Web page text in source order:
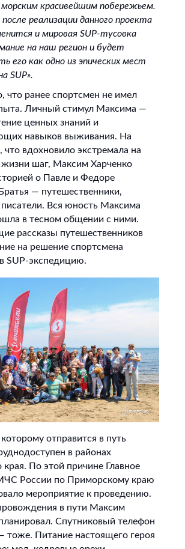
красивейшим побережьем.
реализации данного проекта
и мировая SUP-тусовка
на наш регион и будет
его как одно из эпических мест
SUP».
что ранее спортсмен не имел
Личный стимул Максима —
ценных знаний и
навыков выживания. На
что вдохновило экстремала на
шаг, Максим Харченко
о Павле и Федоре
— путешественники,
Вся юность Максима
в тесном общении с ними.
рассказы путешественников
на решение спортсмена
SUP-экспедицию.
отправится в путь
в районах
края. По этой причине Главное
России по Приморскому краю
мероприятие к проведению.
в пути Максим
Спутниковый телефон
тоже. Питание настоящего героя